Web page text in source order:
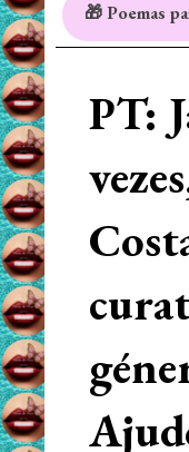
🎁 Poemas
PT: